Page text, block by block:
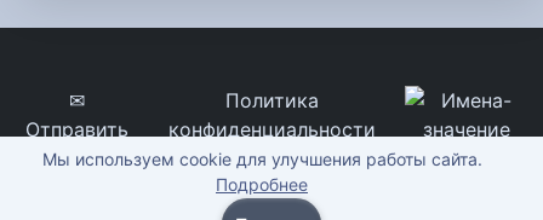
✉
Отправить
сообщение
Политика
конфиденциальности
imena-znachenie.ru, ©
2012-2026
Мы используем cookie для улучшения работы сайта.
Подробнее